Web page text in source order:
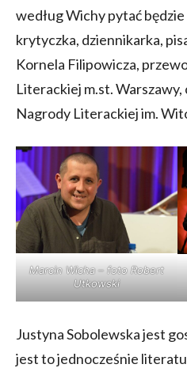
według Wichy pytać
krytyczka, dziennikarka,
Kornela Filipowicza,
Literackiej m.st. Warszawy,
Nagrody Literackiej im.
Marcin Wicha – foto Robert
Utkowski
Justyna Sobolewska jest
jest to jednocześnie